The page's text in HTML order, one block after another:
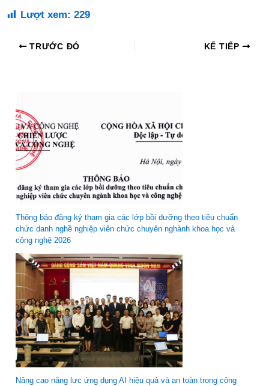
Lượt xem: 229
TRƯỚC ĐÓ KẾ TIẾP
Thông báo đăng ký tham gia các lớp bồi dưỡng theo tiêu chuẩn
chức danh nghề nghiệp viên chức chuyên nghành khoa học và
công nghệ 2026
Nâng cao năng lực ứng dụng AI hiệu quả và an toàn trong công